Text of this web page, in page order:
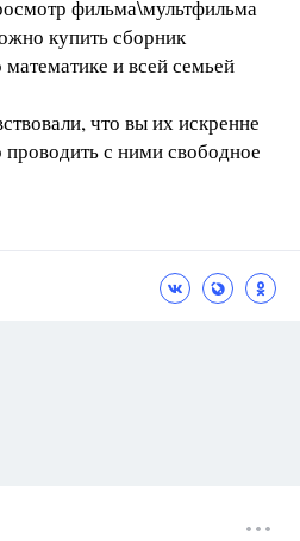
фильма\мультфильма
купить сборник
и всей семьей
что вы их искренне
с ними свободное